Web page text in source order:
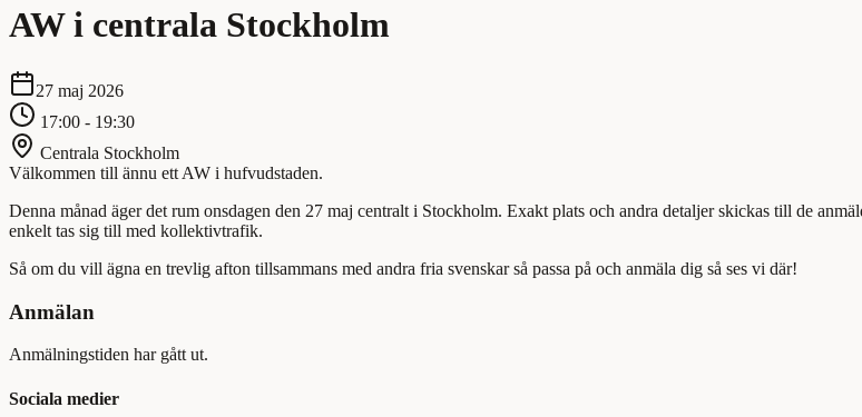
AW i centrala Stockholm
27 maj 2026
17:00 - 19:30
Centrala Stockholm
Välkommen till ännu ett AW i hufvudstaden.
Denna månad äger det rum onsdagen den 27 maj centralt i Stockholm. Exakt plats och andra detaljer skickas till de
enkelt tas sig till med kollektivtrafik.
Så om du vill ägna en trevlig afton tillsammans med andra fria svenskar så passa på och anmäla dig så ses vi där!
Anmälan
Anmälningstiden har gått ut.
Sociala medier